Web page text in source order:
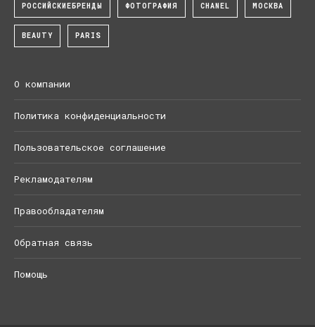
РОССИЙСКИЕБРЕНДЫ ФОТОГРАФИЯ CHANEL МОСКВА
BEAUTY PARIS
О компании
Политика конфиденциальности
Пользовательское соглашение
Рекламодателям
Правообладателям
Обратная связь
Помощь